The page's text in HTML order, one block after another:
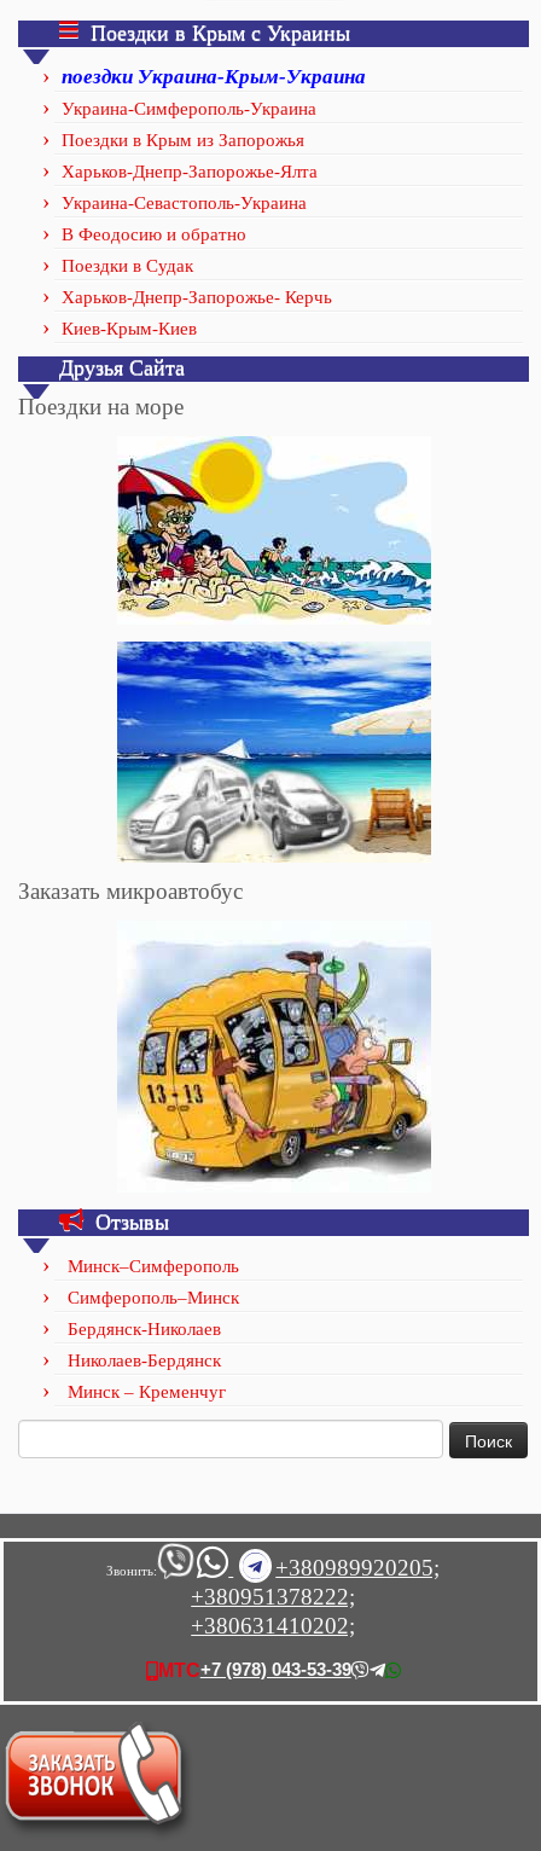
Поездки в Крым с Украины
поездки Украина-Крым-Украина
Украина-Симферополь-Украина
Поездки в Крым из Запорожья
Харьков-Днепр-Запорожье-Ялта
Украина-Севастополь-Украина
В Феодосию и обратно
Поездки в Судак
Харьков-Днепр-Запорожье- Керчь
Киев-Крым-Киев
Друзья Сайта
Поездки на море
Заказать микроавтобус
Отзывы
Минск–Симферополь
Симферополь–Минск
Бердянск-Николаев
Николаев-Бердянск
Минск – Кременчуг
Звонить:
+380989920205;
+380951378222;
+380631410202;
МТС+7 (978) 043-53-39